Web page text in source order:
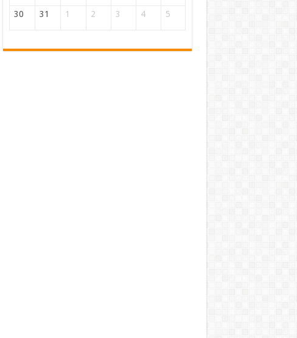
30 31 1 2 3 4 5